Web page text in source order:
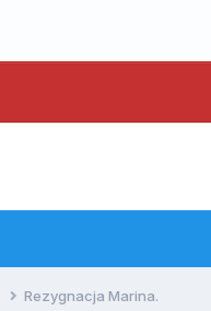
Rezygnacja Marina.